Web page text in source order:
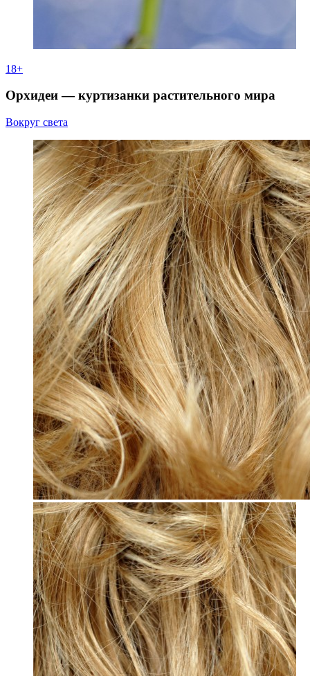
18+
Орхидеи — куртизанки растительного мира
Вокруг света